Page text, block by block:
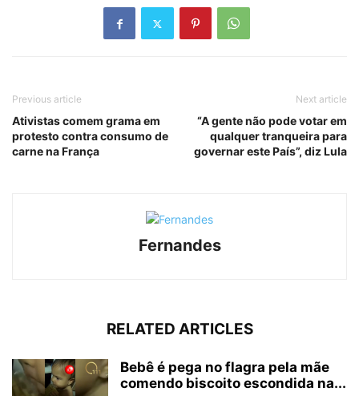
Previous article
Ativistas comem grama em
protesto contra consumo de
carne na França
Next article
“A gente não pode votar em
qualquer tranqueira para
governar este País”, diz Lula
Fernandes
RELATED ARTICLES
Bebê é pega no flagra pela mãe
comendo biscoito escondida na...